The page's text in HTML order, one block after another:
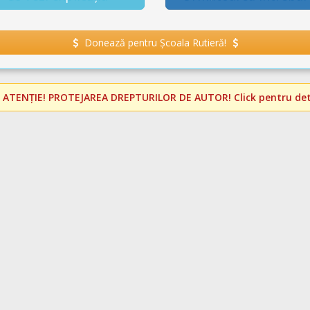
Donează pentru Școala Rutieră!
ATENȚIE! PROTEJAREA DREPTURILOR DE AUTOR! Click pentru